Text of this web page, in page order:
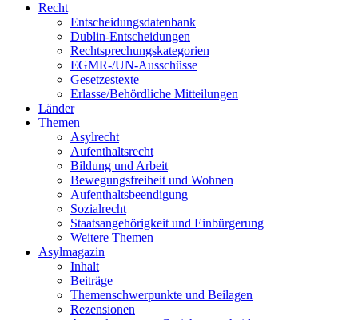
Recht
Entscheidungsdatenbank
Dublin-Entscheidungen
Rechtsprechungskategorien
EGMR-/UN-Ausschüsse
Gesetzestexte
Erlasse/Behördliche Mitteilungen
Länder
Themen
Asylrecht
Aufenthaltsrecht
Bildung und Arbeit
Bewegungsfreiheit und Wohnen
Aufenthaltsbeendigung
Sozialrecht
Staatsangehörigkeit und Einbürgerung
Weitere Themen
Asylmagazin
Inhalt
Beiträge
Themenschwerpunkte und Beilagen
Rezensionen